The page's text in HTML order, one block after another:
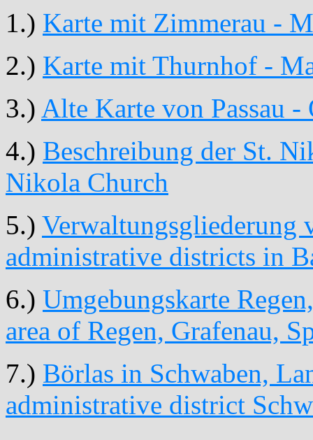
1.) Karte mit Zimmerau -
2.) Karte mit Thurnhof -
3.) Alte Karte von Passau -
4.) Beschreibung der St.
Nikola Church
5.) Verwaltungsgliederung
administrative districts in
6.) Umgebungskarte
area of Regen, Grafenau,
7.) Börlas in Schwaben,
administrative district